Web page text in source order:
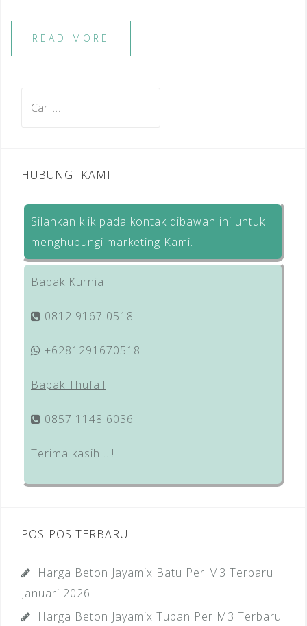
READ MORE
HUBUNGI KAMI
Silahkan klik pada kontak dibawah ini untuk
menghubungi marketing Kami.
Bapak Kurnia
0812 9167 0518
+6281291670518
Bapak Thufail
0857 1148 6036
Terima kasih …!
POS-POS TERBARU
Harga Beton Jayamix Batu Per M3 Terbaru
Januari 2026
Harga Beton Jayamix Tuban Per M3 Terbaru